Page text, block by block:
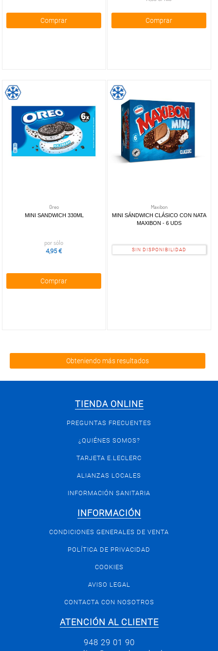
Comprar Comprar
Oreo
MINI SANDWICH 330ML
por sólo
4,95 €
Comprar
Maxibon
MINI SÁNDWICH CLÁSICO CON NATA
MAXIBON - 6 UDS
SIN DISPONIBILIDAD
Obteniendo más resultados
TIENDA ONLINE
PREGUNTAS FRECUENTES
¿QUIÉNES SOMOS?
TARJETA E.LECLERC
ALIANZAS LOCALES
INFORMACIÓN SANITARIA
INFORMACIÓN
CONDICIONES GENERALES DE VENTA
POLÍTICA DE PRIVACIDAD
COOKIES
AVISO LEGAL
CONTACTA CON NOSOTROS
ATENCIÓN AL CLIENTE
948 29 01 90